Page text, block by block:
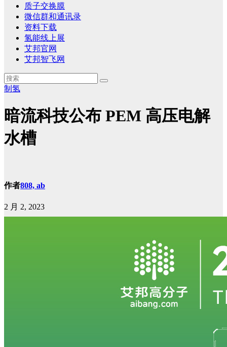
质子交换膜
微信群和通讯录
资料下载
氢能线上展
艾邦官网
艾邦智飞网
制氢
暗流科技公布 PEM 高压电解
水槽
作者808, ab
2 月 2, 2023